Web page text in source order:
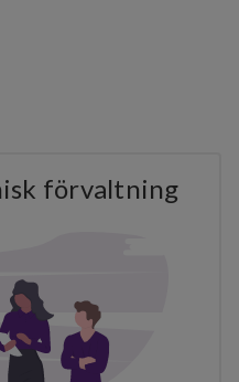
förvaltning